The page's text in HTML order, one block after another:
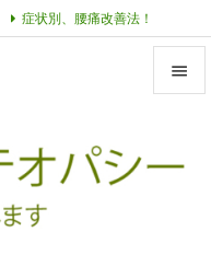


症状別、腰痛改善法！